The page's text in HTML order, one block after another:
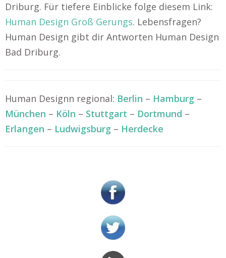
Driburg. Für tiefere Einblicke folge diesem Link:
Human Design Groß Gerungs. Lebensfragen?
Human Design gibt dir Antworten Human Design
Bad Driburg.
Human Designn regional: Berlin – Hamburg –
München – Köln – Stuttgart – Dortmund –
Erlangen – Ludwigsburg – Herdecke